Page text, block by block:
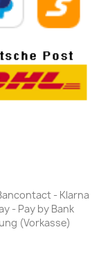
- Klarna
- Pay by Bank
(Vorkasse)